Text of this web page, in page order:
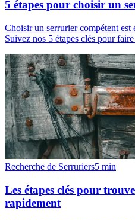
5 étapes pour choisir un
Choisir un serrurier compétent est
Suivez nos 5 étapes clés pour
Recherche de Serruriers5 min
Les étapes clés pour
rapidement